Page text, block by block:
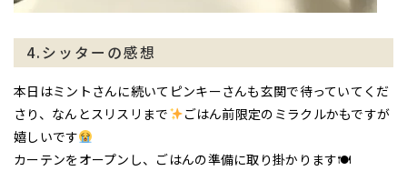
4.シッターの感想
本日はミントさんに続いてピンキーさんも玄関で待っていてくだ
さり、なんとスリスリまで
ごはん前限定のミラクルかもですが
嬉しいです
カーテンをオープンし、ごはんの準備に取り掛かります🍽